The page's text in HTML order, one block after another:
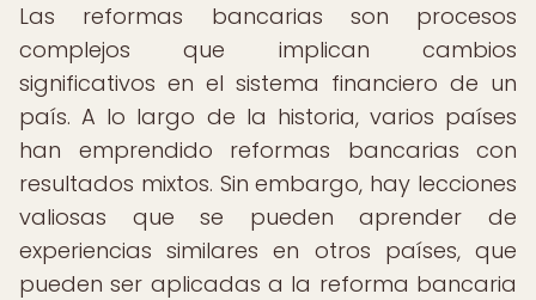
Las reformas bancarias son procesos
complejos que implican cambios
significativos en el sistema financiero de un
país. A lo largo de la historia, varios países
han emprendido reformas bancarias con
resultados mixtos. Sin embargo, hay lecciones
valiosas que se pueden aprender de
experiencias similares en otros países, que
pueden ser aplicadas a la reforma bancaria